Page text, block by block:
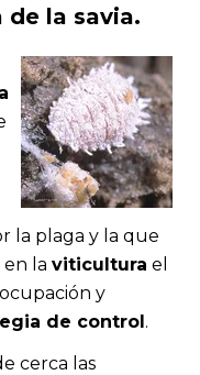
de la savia.
la plaga y la que
la viticultura el
y
de control.
cerca las